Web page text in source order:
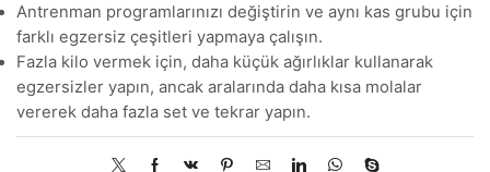
Antrenman programlarınızı değiştirin ve aynı kas grubu için
farklı egzersiz çeşitleri yapmaya çalışın.
Fazla kilo vermek için, daha küçük ağırlıklar kullanarak
egzersizler yapın, ancak aralarında daha kısa molalar
vererek daha fazla set ve tekrar yapın.